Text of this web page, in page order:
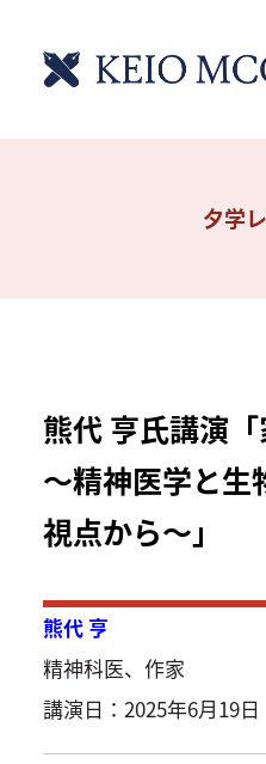
夕学
熊代 亨氏講演
～精神医学と生
視点から～」
熊代 亨
精神科医、作家
講演日：2025年6月19日